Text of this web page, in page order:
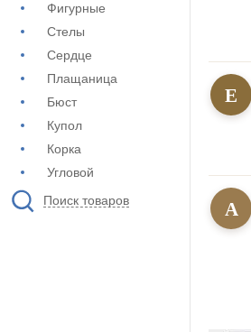
Фигурные
Стелы
Сердце
Плащаница
Бюст
Купол
Корка
Угловой
Поиск товаров
Е
А